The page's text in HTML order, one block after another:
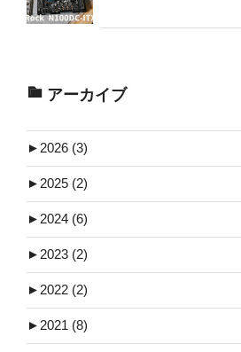
アーカイブ
► 2026 (3)
► 2025 (2)
► 2024 (6)
► 2023 (2)
► 2022 (2)
► 2021 (8)